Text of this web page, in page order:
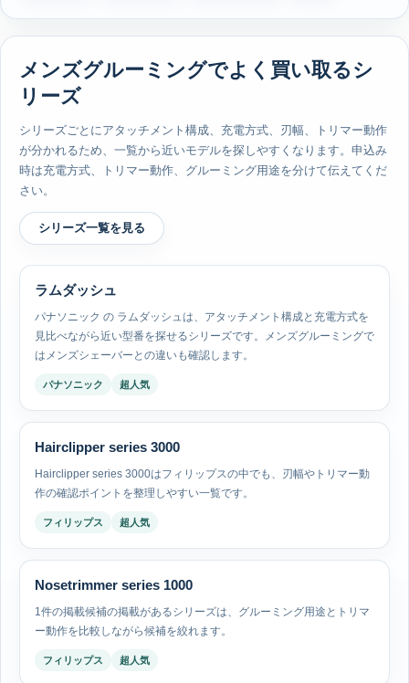
メンズグルーミングでよく買い取るシ
リーズ
シリーズごとにアタッチメント構成、充電方式、刃幅、トリマー動作
が分かれるため、一覧から近いモデルを探しやすくなります。申込み
時は充電方式、トリマー動作、グルーミング用途を分けて伝えてくだ
さい。
シリーズ一覧を見る
ラムダッシュ
パナソニック の ラムダッシュは、アタッチメント構成と充電方式を
見比べながら近い型番を探せるシリーズです。メンズグルーミングで
はメンズシェーバーとの違いも確認します。
パナソニック 超人気
Hairclipper series 3000
Hairclipper series 3000はフィリップスの中でも、刃幅やトリマー動
作の確認ポイントを整理しやすい一覧です。
フィリップス 超人気
Nosetrimmer series 1000
1件の掲載候補の掲載があるシリーズは、グルーミング用途とトリマ
ー動作を比較しながら候補を絞れます。
フィリップス 超人気